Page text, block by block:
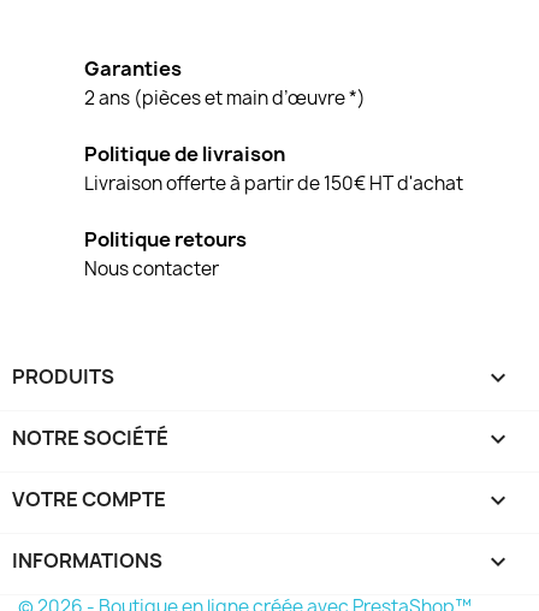
Garanties
2 ans (pièces et main d’œuvre *)
Politique de livraison
Livraison offerte à partir de 150€ HT d'achat
Politique retours
Nous contacter
PRODUITS 
NOTRE SOCIÉTÉ 
VOTRE COMPTE 
INFORMATIONS keyboard_arrow_down